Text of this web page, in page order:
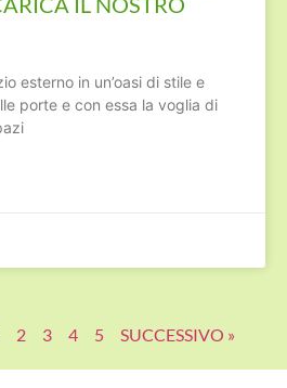
esterno in un’oasi di stile e
porte e con essa la voglia di
2 3 4 5 SUCCESSIVO »